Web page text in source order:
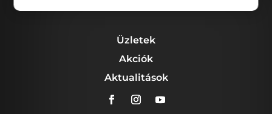
Üzletek
Akciók
Aktualitások